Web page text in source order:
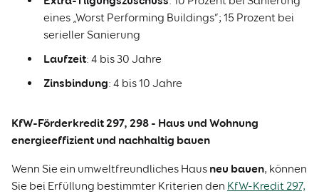
eines „Worst Performing Buildings“; 15 Prozent bei
serieller Sanierung
Laufzeit: 4 bis 30 Jahre
Zinsbindung: 4 bis 10 Jahre
KfW-Förderkredit 297, 298 - Haus und Wohnung
energieeffizient und nachhaltig bauen
Wenn Sie ein umweltfreundliches Haus neu bauen, können
Sie bei Erfüllung bestimmter Kriterien den KfW-Kredit 297,